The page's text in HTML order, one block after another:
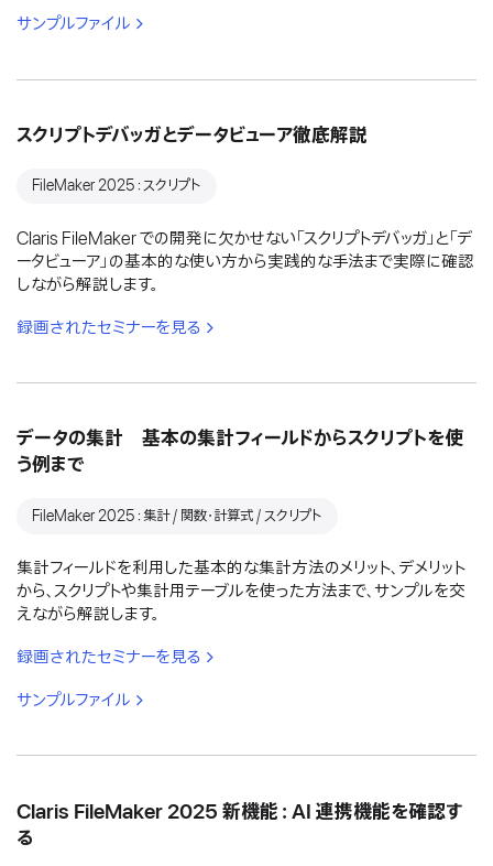
サンプルファイル
スクリプトデバッガとデータビューア徹底解説
FileMaker 2025：スクリプト
Claris FileMaker での開発に欠かせない「スクリプトデバッガ」と「デ
ータビューア」の基本的な使い方から実践的な手法まで実際に確認
しながら解説します。
録画されたセミナーを見る
データの集計 基本の集計フィールドからスクリプトを使
う例まで
FileMaker 2025：集計 / 関数・計算式 / スクリプト
集計フィールドを利用した基本的な集計方法のメリット、デメリット
から、スクリプトや集計用テーブルを使った方法まで、サンプルを交
えながら解説します。
録画されたセミナーを見る
サンプルファイル
Claris FileMaker 2025 新機能：AI 連携機能を確認す
る